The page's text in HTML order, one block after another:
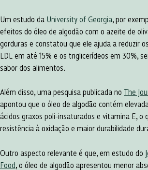
Um estudo da University of Georgia , por
efeitos do óleo de algodão com o azeite de
gorduras e constatou que ele ajuda a reduzir
LDL em até 15% e os triglicerídeos em 30%,
sabor dos alimentos​.
Além disso, uma pesquisa publicada no The
apontou que o óleo de algodão contém
ácidos graxos poli-insaturados e vitamina E, o
resistência à oxidação e maior durabilidade
Outro aspecto relevante é que, em estudo do
Food , o óleo de algodão apresentou menor